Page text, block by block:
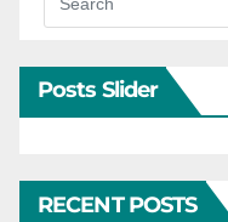
Posts Slider
RECENT POSTS